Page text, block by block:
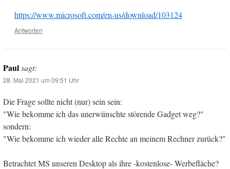
https://www.microsoft.com/en-us/download/103124
Antworten
Paulsagt:
28. Mai 2021 um 09:51 Uhr
Die Frage sollte nicht (nur) sein sein:
"Wie bekomme ich das unerwünschte störende Gadget weg?"
sondern:
"Wie bekomme ich wieder alle Rechte an meinem Rechner zurück?"
Betrachtet MS unseren Desktop als ihre -kostenlose- Werbefläche?